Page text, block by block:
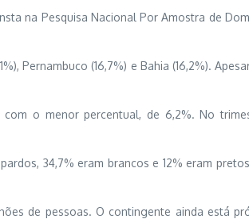
na Pesquisa Nacional Por Amostra de
Pernambuco (16,7%) e Bahia (16,2%).
o menor percentual, de 6,2%. No
34,7% eram brancos e 12% eram
de pessoas. O contingente ainda está